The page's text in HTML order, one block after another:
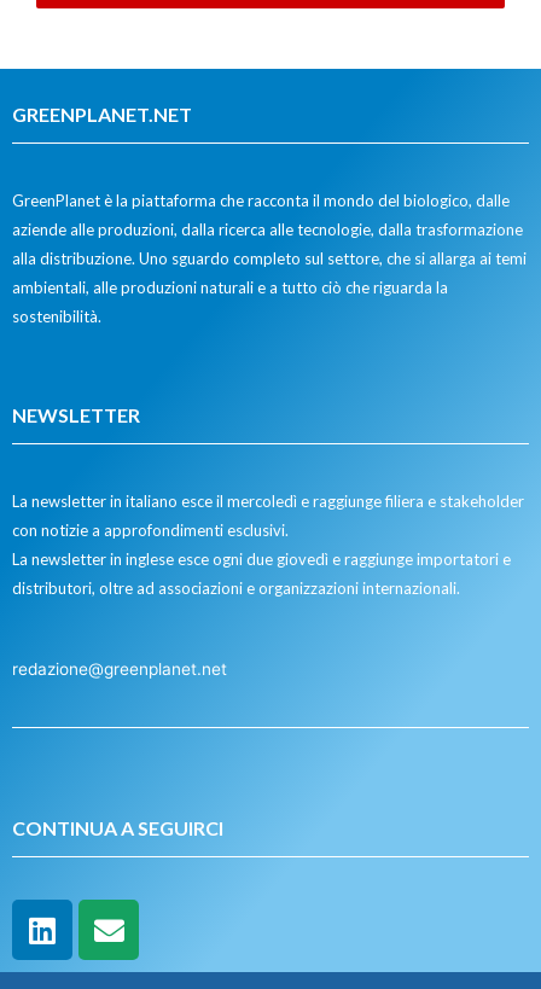
GREENPLANET.NET
GreenPlanet è la piattaforma che racconta il mondo del biologico, dalle
aziende alle produzioni, dalla ricerca alle tecnologie, dalla trasformazione
alla distribuzione. Uno sguardo completo sul settore, che si allarga ai temi
ambientali, alle produzioni naturali e a tutto ciò che riguarda la
sostenibilità.
NEWSLETTER
La newsletter in italiano esce il mercoledì e raggiunge filiera e stakeholder
con notizie a approfondimenti esclusivi.
La newsletter in inglese esce ogni due giovedì e raggiunge importatori e
distributori, oltre ad associazioni e organizzazioni internazionali.
redazione@greenplanet.net
CONTINUA A SEGUIRCI